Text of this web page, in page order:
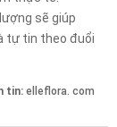
sẽ giúp
tự tin theo đuổi
tin: elleflora. com